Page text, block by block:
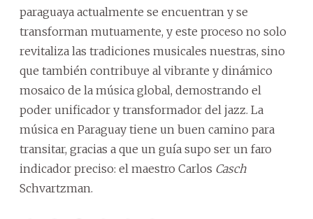
paraguaya actualmente se encuentran y se
transforman mutuamente, y este proceso no solo
revitaliza las tradiciones musicales nuestras, sino
que también contribuye al vibrante y dinámico
mosaico de la música global, demostrando el
poder unificador y transformador del jazz. La
música en Paraguay tiene un buen camino para
transitar, gracias a que un guía supo ser un faro
indicador preciso: el maestro Carlos Casch
Schvartzman.